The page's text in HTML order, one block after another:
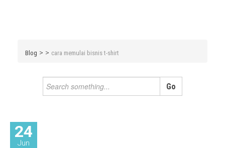
Blog > > cara memulai bisnis t-shirt
24
Jun